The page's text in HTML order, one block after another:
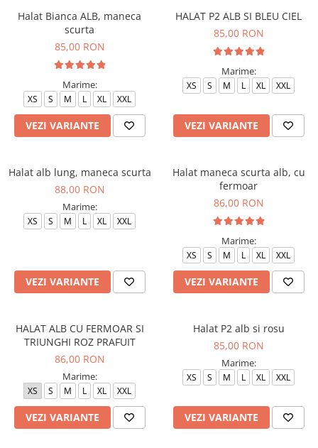
Bluze medicale uni
Halate medicale
Halate Bianca
Halate medicale femei
Halate medicale barbati
Halate medicale P2 cu fluturas
Halate medicale cu fermoar
Halate medicale polar - unisex
Halate medicale albe
Sarafane Mira
Fuste medicale
Veste, Jachete
Veste de lucru
Jachete de lucru
Articole din Polar
Jachete de lucru
Halat Bianca ALB, maneca
scurta
85,00 RON
Marime:
XS S M L XL XXL
VEZI VARIANTE
HALAT P2 ALB SI BLEU CIEL
85,00 RON
Marime:
XS S M L XL XXL
VEZI VARIANTE
Halat alb lung, maneca scurta
88,00 RON
Marime:
XS S M L XL XXL
VEZI VARIANTE
Halat maneca scurta alb, cu
fermoar
86,00 RON
Marime:
XS S M L XL XXL
VEZI VARIANTE
HALAT ALB CU FERMOAR SI
TRIUNGHI ROZ PRAFUIT
86,00 RON
Marime:
XS S M L XL XXL
VEZI VARIANTE
Halat P2 alb si rosu
85,00 RON
Marime:
XS S M L XL XXL
VEZI VARIANTE